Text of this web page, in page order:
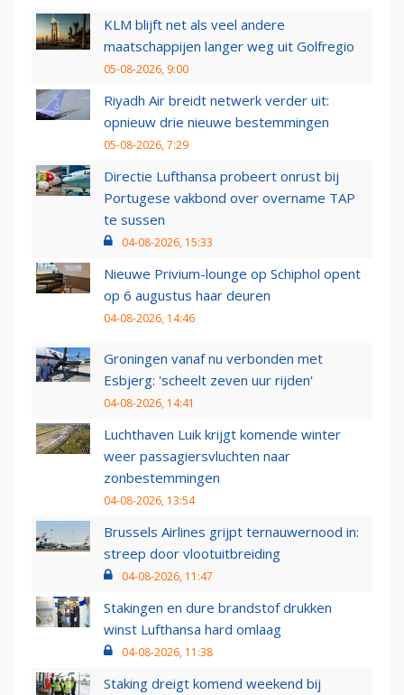
KLM blijft net als veel andere
maatschappijen langer weg uit Golfregio
05-08-2026, 9:00
Riyadh Air breidt netwerk verder uit:
opnieuw drie nieuwe bestemmingen
05-08-2026, 7:29
Directie Lufthansa probeert onrust bij
Portugese vakbond over overname TAP
te sussen
04-08-2026, 15:33
Nieuwe Privium-lounge op Schiphol opent
op 6 augustus haar deuren
04-08-2026, 14:46
Groningen vanaf nu verbonden met
Esbjerg: 'scheelt zeven uur rijden'
04-08-2026, 14:41
Luchthaven Luik krijgt komende winter
weer passagiersvluchten naar
zonbestemmingen
04-08-2026, 13:54
Brussels Airlines grijpt ternauwernood in:
streep door vlootuitbreiding
04-08-2026, 11:47
Stakingen en dure brandstof drukken
winst Lufthansa hard omlaag
04-08-2026, 11:38
Staking dreigt komend weekend bij